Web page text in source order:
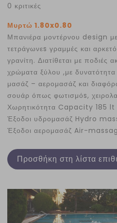
0 κριτικές
Μυρτώ 1.80x0.80
Μπανιέρα μοντέρνου design
τετράγωνεs γραμμές και
γρανίτη. Διατίθεται με ποδιές
χρώματα ξύλου ,με
μασάζ – αερομασάζ και
σουάρ όπως φωτισμόs,
Χωρητικότητα Capacity 185 lt
Έξοδοι υδρομασάζ Hydro
Έξοδοι αερομασάζ Air-
Προσθήκη στη λίστα